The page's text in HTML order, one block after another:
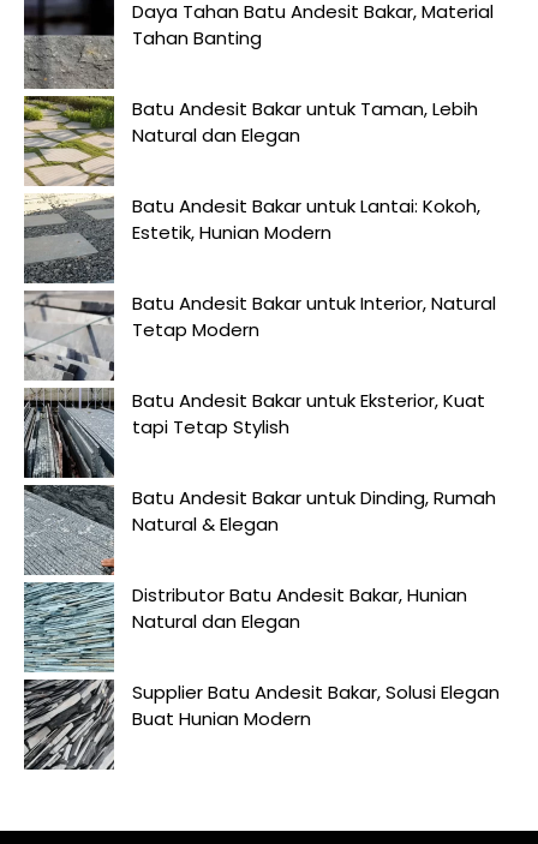
Daya Tahan Batu Andesit Bakar, Material
Tahan Banting
Batu Andesit Bakar untuk Taman, Lebih
Natural dan Elegan
Batu Andesit Bakar untuk Lantai: Kokoh,
Estetik, Hunian Modern
Batu Andesit Bakar untuk Interior, Natural
Tetap Modern
Batu Andesit Bakar untuk Eksterior, Kuat
tapi Tetap Stylish
Batu Andesit Bakar untuk Dinding, Rumah
Natural & Elegan
Distributor Batu Andesit Bakar, Hunian
Natural dan Elegan
Supplier Batu Andesit Bakar, Solusi Elegan
Buat Hunian Modern